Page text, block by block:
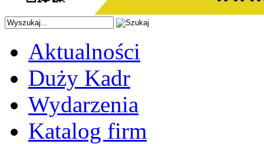
Aktualności
Duży Kadr
Wydarzenia
Katalog firm